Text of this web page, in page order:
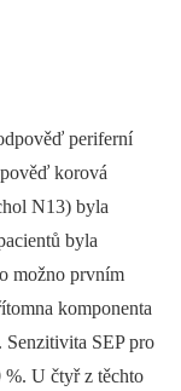
periferní
korová
N13) byla
byla
možno prvním
komponenta
Senzitivita SEP pro
U čtyř z těchto